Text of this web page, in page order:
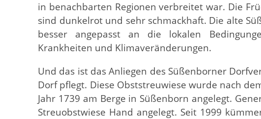
in benachbarten Regionen verbreitet war. Die
sind dunkelrot und sehr schmackhaft. Die alte
besser angepasst an die lokalen
Krankheiten und Klimaveränderungen.
Und das ist das Anliegen des Süßenborner
Dorf pflegt. Diese Obststreuwiese wurde nach
Jahr 1739 am Berge in Süßenborn angelegt.
Streuobstwiese Hand angelegt. Seit 1999